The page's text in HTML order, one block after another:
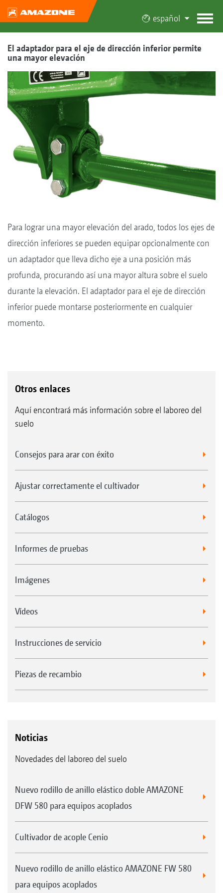
español
El adaptador para el eje de dirección inferior permite
una mayor elevación
Para lograr una mayor elevación del arado, todos los ejes de
dirección inferiores se pueden equipar opcionalmente con
un adaptador que lleva dicho eje a una posición más
profunda, procurando así una mayor altura sobre el suelo
durante la elevación. El adaptador para el eje de dirección
inferior puede montarse posteriormente en cualquier
momento.
Otros enlaces
Aquí encontrará más información sobre el laboreo del
suelo
Consejos para arar con éxito
Ajustar correctamente el cultivador
Catálogos
Informes de pruebas
Imágenes
Vídeos
Instrucciones de servicio
Piezas de recambio
Noticias
Novedades del laboreo del suelo
Nuevo rodillo de anillo elástico doble AMAZONE
DFW 580 para equipos acoplados
Cultivador de acople Cenio
Nuevo rodillo de anillo elástico AMAZONE FW 580
para equipos acoplados